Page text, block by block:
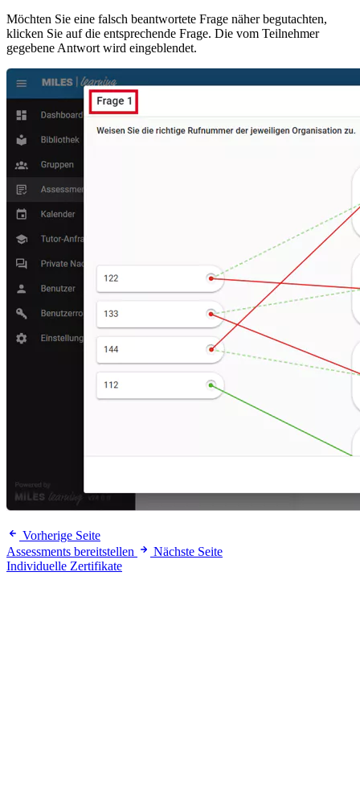
Möchten Sie eine falsch beantwortete Frage näher begutachten,
klicken Sie auf die entsprechende Frage. Die vom Teilnehmer
gegebene Antwort wird eingeblendet.
Vorherige Seite
Assessments bereitstellen
Nächste Seite
Individuelle Zertifikate